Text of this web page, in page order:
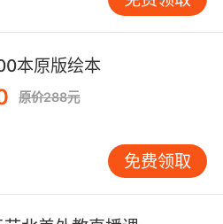
众不同，这正是她独特之
：意为“请做好准备，即
如： And the winner is…
（获胜者是……请做好
达不仅展示了“Drum”在
现了其在文化中的深远影
习Drum的运用 要熟练掌握
运用，光靠理解其含义和
通过实践来巩固。以下是
模仿与跟读：找一些包含
本原版绘本
原价288元
免费领取